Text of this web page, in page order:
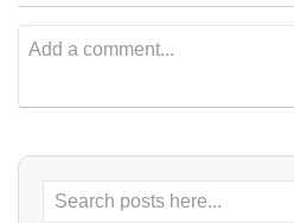
Search